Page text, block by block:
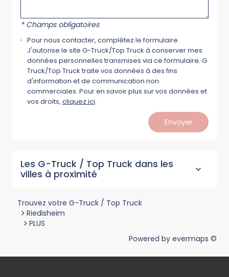
* Champs obligatoires
Pour nous contacter, complétez le formulaire.
J'autorise le site G-Truck/Top Truck à conserver mes
données personnelles transmises via ce formulaire. G
Truck/Top Truck traite vos données à des fins
d'information et de communication non
commerciales. Pour en savoir plus sur vos données et
vos droits, cliquez ici.
Envoyer
Les G-Truck / Top Truck dans les
villes à proximité
Trouvez votre G-Truck / Top Truck
> Riedisheim
> PLUS
Powered by evermaps ©